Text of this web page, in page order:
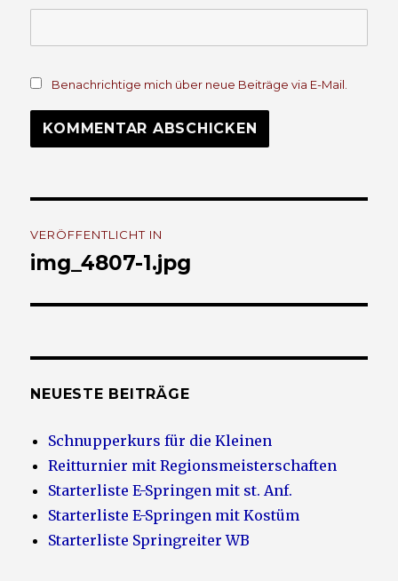
Benachrichtige mich über neue Beiträge via E-Mail.
Navigation
VERÖFFENTLICHT IN
img_4807-1.jpg
NEUESTE BEITRÄGE
Schnupperkurs für die Kleinen
Reitturnier mit Regionsmeisterschaften
Starterliste E-Springen mit st. Anf.
Starterliste E-Springen mit Kostüm
Starterliste Springreiter WB